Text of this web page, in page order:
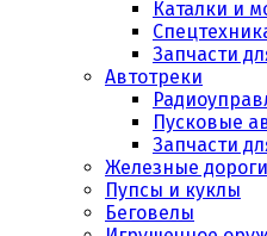
Каталки и
Запчасти
Автотреки
Пусковые
Запчасти
Железные дороги
Пупсы и куклы
Беговелы